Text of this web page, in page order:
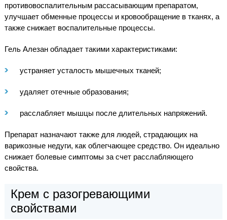
противовоспалительным рассасывающим препаратом,
улучшает обменные процессы и кровообращение в тканях, а
также снижает воспалительные процессы.
Гель Алезан обладает такими характеристиками:
устраняет усталость мышечных тканей;
удаляет отечные образования;
расслабляет мышцы после длительных напряжений.
Препарат назначают также для людей, страдающих на
варикозные недуги, как облегчающее средство. Он идеально
снижает болевые симптомы за счет расслабляющего
свойства.
Крем с разогревающими
свойствами